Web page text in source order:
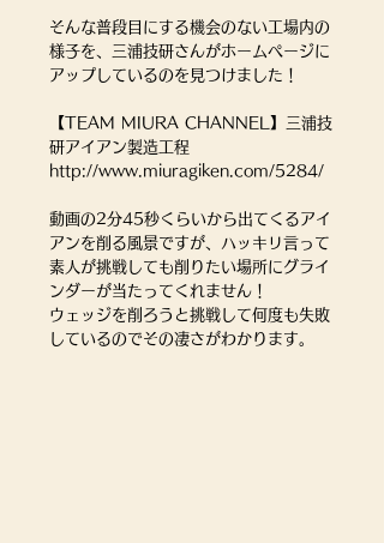
そんな普段目にする機会のない工場内の
様子を、三浦技研さんがホームページに
アップしているのを見つけました！
【TEAM MIURA CHANNEL】三浦技
研アイアン製造工程
http://www.miuragiken.com/5284/
動画の2分45秒くらいから出てくるアイ
アンを削る風景ですが、ハッキリ言って
素人が挑戦しても削りたい場所にグライ
ンダーが当たってくれません！
ウェッジを削ろうと挑戦して何度も失敗
しているのでその凄さがわかります。